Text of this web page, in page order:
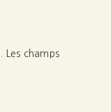
Les champs